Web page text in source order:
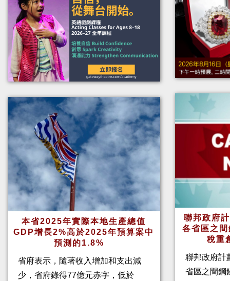
本省2025年實際本地生產總值
GDP增長2%高於2025年預算案中
預測的1.8%
省府表示，隨著收入增加和支出減
少，省府錄得77億元赤字，低於
聯邦政府
各省區之
稅重
聯邦政府計
省區之間鋼